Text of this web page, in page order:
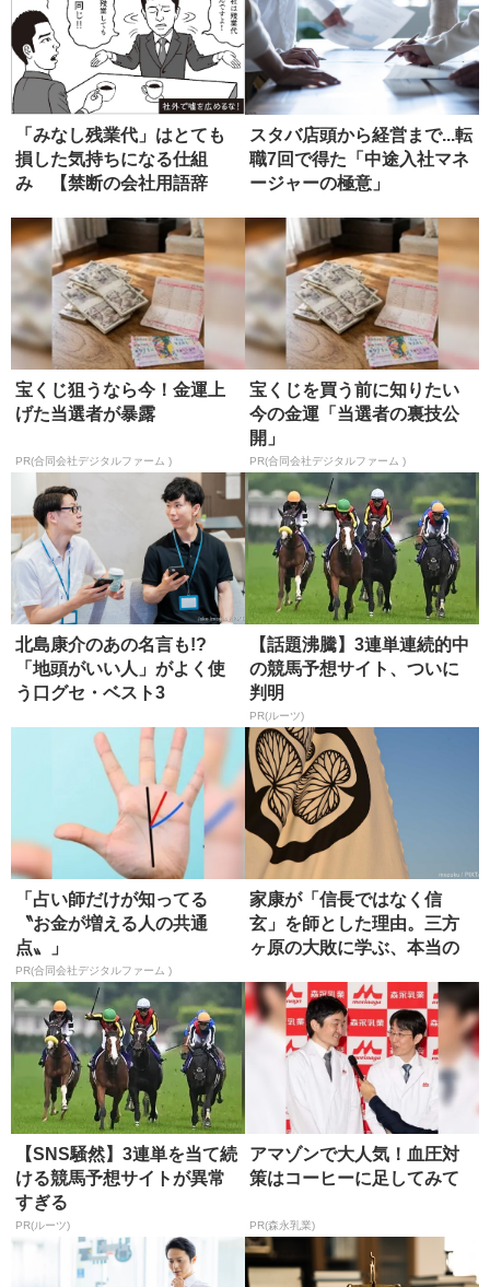
「みなし残業代」はとても
損した気持ちになる仕組
み 【禁断の会社用語辞
スタバ店頭から経営まで...転
職7回で得た「中途入社マネ
ージャーの極意」
宝くじ狙うなら今！金運上
げた当選者が暴露
PR(合同会社デジタルファーム )
宝くじを買う前に知りたい
今の金運「当選者の裏技公
開」
PR(合同会社デジタルファーム )
北島康介のあの名言も!?
「地頭がいい人」がよく使
う口グセ・ベスト3
【話題沸騰】3連単連続的中
の競馬予想サイト、ついに
判明
PR(ルーツ)
「占い師だけが知ってる
〝お金が増える人の共通
点〟」
PR(合同会社デジタルファーム )
家康が「信長ではなく信
玄」を師とした理由。三方
ヶ原の大敗に学ぶ、本当の
【SNS騒然】3連単を当て続
ける競馬予想サイトが異常
すぎる
PR(ルーツ)
アマゾンで大人気！血圧対
策はコーヒーに足してみて
PR(森永乳業)